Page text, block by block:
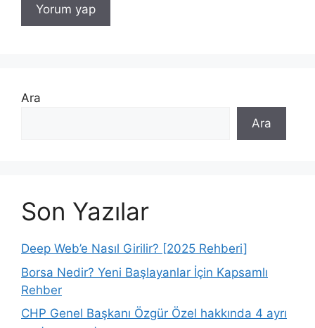
Ara
Ara
Son Yazılar
Deep Web’e Nasıl Girilir? [2025 Rehberi]
Borsa Nedir? Yeni Başlayanlar İçin Kapsamlı
Rehber
CHP Genel Başkanı Özgür Özel hakkında 4 ayrı